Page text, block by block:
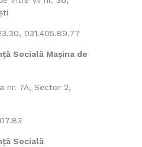
031.405.89.77
Socială Mașina de
nr. 7A, Sector 2,
Socială